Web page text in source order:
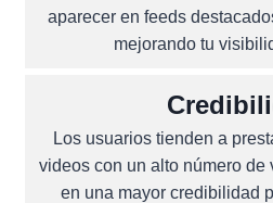
aparecer en feeds
mejorando tu
Los usuarios tienden a
videos con un alto número de
en una mayor credibilidad